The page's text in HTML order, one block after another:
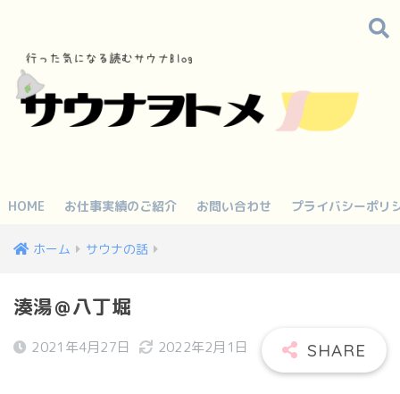
HOME お仕事実績のご紹介 お問い合わせ プライバシーポリ
ホーム サウナの話
湊湯＠八丁堀
2021年4月27日 2022年2月1日